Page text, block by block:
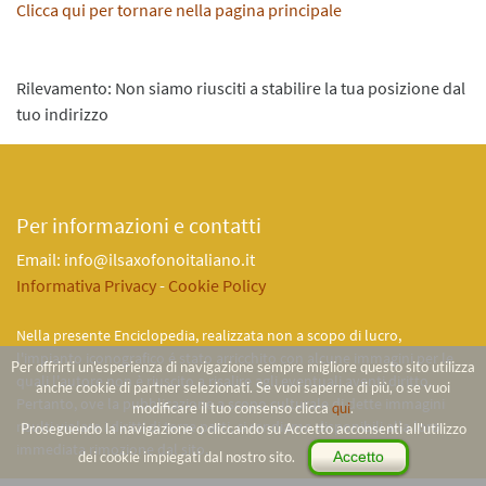
Per offrirti un'esperienza di navigazione sempre migliore questo sito utilizza
anche cookie di partner selezionati. Se vuoi saperne di più, o se vuoi
modificare il tuo consenso clicca qui.
Proseguendo la navigazione o cliccando su Accetto acconsenti all'utilizzo
dei cookie impiegati dal nostro sito.
Accetto
Clicca qui per tornare nella pagina principale
Rilevamento: Non siamo riusciti a stabilire la tua posizione dal
tuo indirizzo
Per informazioni e contatti
Email: info@ilsaxofonoitaliano.it
Informativa Privacy- Cookie Policy
Nella presente Enciclopedia, realizzata non a scopo di lucro,
l'impianto iconografico é stato arricchito con alcune immagini per le
quali l'autore non è riuscito a risalire agli eventuali aventi diritto.
Pertanto, ove la pubblicazione a scopo culturale di dette immagini
risulti violare i diritti di terze parti, ci rendiamo disponibili alla loro
immediata rimozione dal sito.